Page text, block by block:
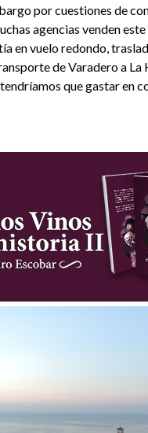
por cuestiones de
agencias venden
en vuelo redondo,
de Varadero a
que gastar en